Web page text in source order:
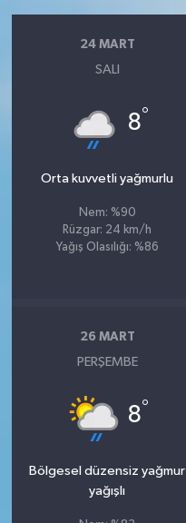
24 MART
SALI
8°
Orta kuvvetli yağmurlu
Nem: %90
Rüzgar: 24 km/h
Yağış Olasılığı: %86
26 MART
PERŞEMBE
8°
Bölgesel düzensiz yağmur
yağışlı